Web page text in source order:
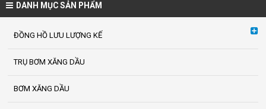
DANH MỤC SẢN PHẨM
ĐỒNG HỒ LƯU LƯỢNG KẾ
TRỤ BƠM XĂNG DẦU
BƠM XĂNG DẦU